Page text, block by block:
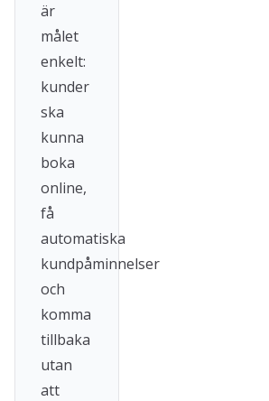
är
målet
enkelt:
kunder
ska
kunna
boka
online,
få
automatiska
kundpåminnelser
och
komma
tillbaka
utan
att